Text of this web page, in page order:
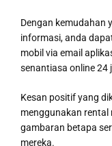
Dengan kemudahan
informasi, anda
mobil via email
senantiasa online 24
Kesan positif yang
menggunakan rental
gambaran betapa
mereka.